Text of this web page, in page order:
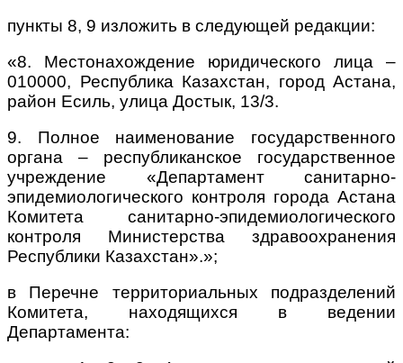
пункты 8, 9 изложить в следующей редакции:
«8. Местонахождение юридического лица –
010000, Республика Казахстан, город Астана,
район Есиль, улица Достык, 13/3.
9. Полное наименование государственного
органа – республиканское государственное
учреждение «Департамент санитарно-
эпидемиологического контроля города Астана
Комитета санитарно-эпидемиологического
контроля Министерства здравоохранения
Республики Казахстан».»;
в Перечне территориальных подразделений
Комитета, находящихся в ведении
Департамента: